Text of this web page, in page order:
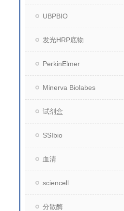
UBPBIO
发光HRP底物
PerkinElmer
Minerva Biolabes
试剂盒
SSIbio
血清
sciencell
分散酶